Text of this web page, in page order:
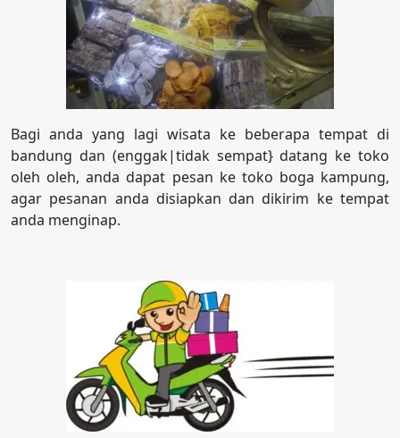
Bagi anda yang lagi wisata ke beberapa tempat di
bandung dan (enggak|tidak sempat} datang ke toko
oleh oleh, anda dapat pesan ke toko boga kampung,
agar pesanan anda disiapkan dan dikirim ke tempat
anda menginap.